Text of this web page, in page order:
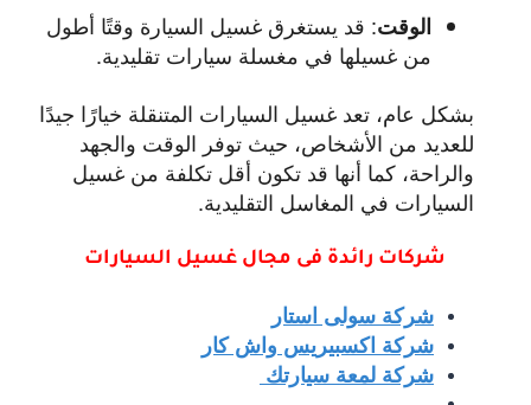
الوقت: قد يستغرق غسيل السيارة وقتًا أطول
من غسيلها في مغسلة سيارات تقليدية.
بشكل عام، تعد غسيل السيارات المتنقلة خيارًا جيدًا
للعديد من الأشخاص، حيث توفر الوقت والجهد
والراحة، كما أنها قد تكون أقل تكلفة من غسيل
السيارات في المغاسل التقليدية.
شركات رائدة فى مجال غسيل السيارات
شركة سولى استار
شركة اكسبيريس واش كار
شركة لمعة سيارتك